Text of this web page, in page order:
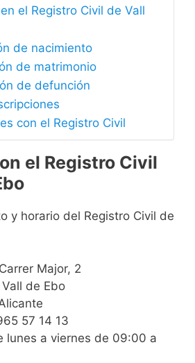
el Registro Civil de Vall
de nacimiento
de matrimonio
de defunción
con el Registro Civil
el Registro Civil
y horario del Registro Civil de
Major, 2
de Ebo
57 14 13
lunes a viernes de 09:00 a